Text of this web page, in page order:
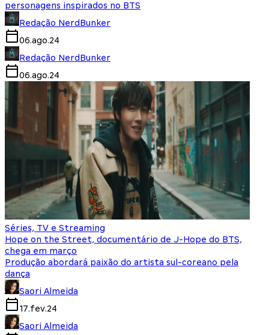
personagens inspirados no BTS
Redação NerdBunker
06.ago.24
Redação NerdBunker
06.ago.24
Séries, TV e Streaming
Hope on the Street, documentário de J-Hope do BTS,
chega em março
Produção abordará paixão do artista sul-coreano pela
dança
Saori Almeida
17.fev.24
Saori Almeida